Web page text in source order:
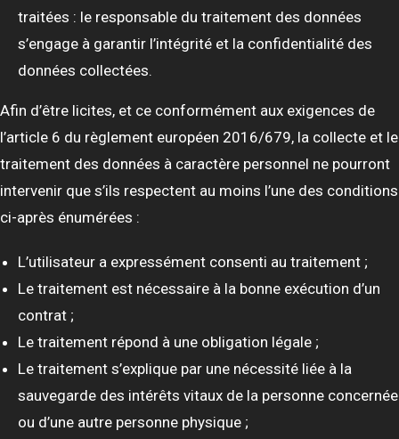
traitées : le responsable du traitement des données
s’engage à garantir l’intégrité et la confidentialité des
données collectées.
Afin d’être licites, et ce conformément aux exigences de
l’article 6 du règlement européen 2016/679, la collecte et le
traitement des données à caractère personnel ne pourront
intervenir que s’ils respectent au moins l’une des conditions
ci-après énumérées :
L’utilisateur a expressément consenti au traitement ;
Le traitement est nécessaire à la bonne exécution d’un
contrat ;
Le traitement répond à une obligation légale ;
Le traitement s’explique par une nécessité liée à la
sauvegarde des intérêts vitaux de la personne concernée
ou d’une autre personne physique ;